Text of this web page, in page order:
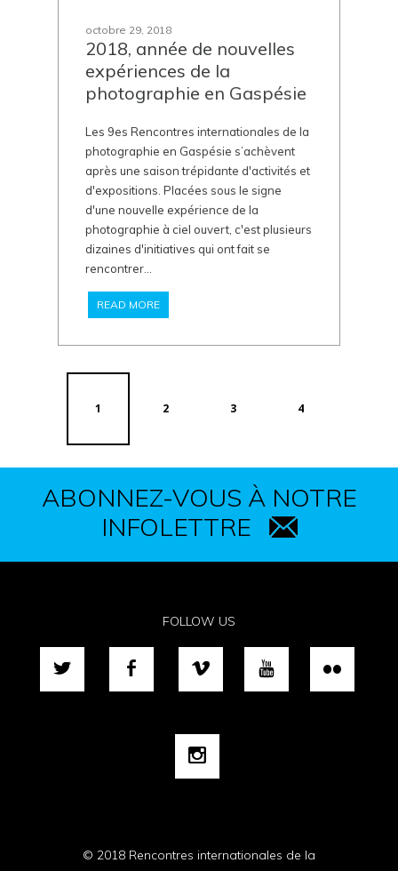
octobre 29, 2018
2018, année de nouvelles
expériences de la
photographie en Gaspésie
Les 9es Rencontres internationales de la
photographie en Gaspésie s’achèvent
après une saison trépidante d'activités et
d'expositions. Placées sous le signe
d'une nouvelle expérience de la
photographie à ciel ouvert, c'est plusieurs
dizaines d'initiatives qui ont fait se
rencontrer...
READ MORE
1 2 3 4
ABONNEZ-VOUS À NOTRE
INFOLETTRE
FOLLOW US
© 2018 Rencontres internationales de la